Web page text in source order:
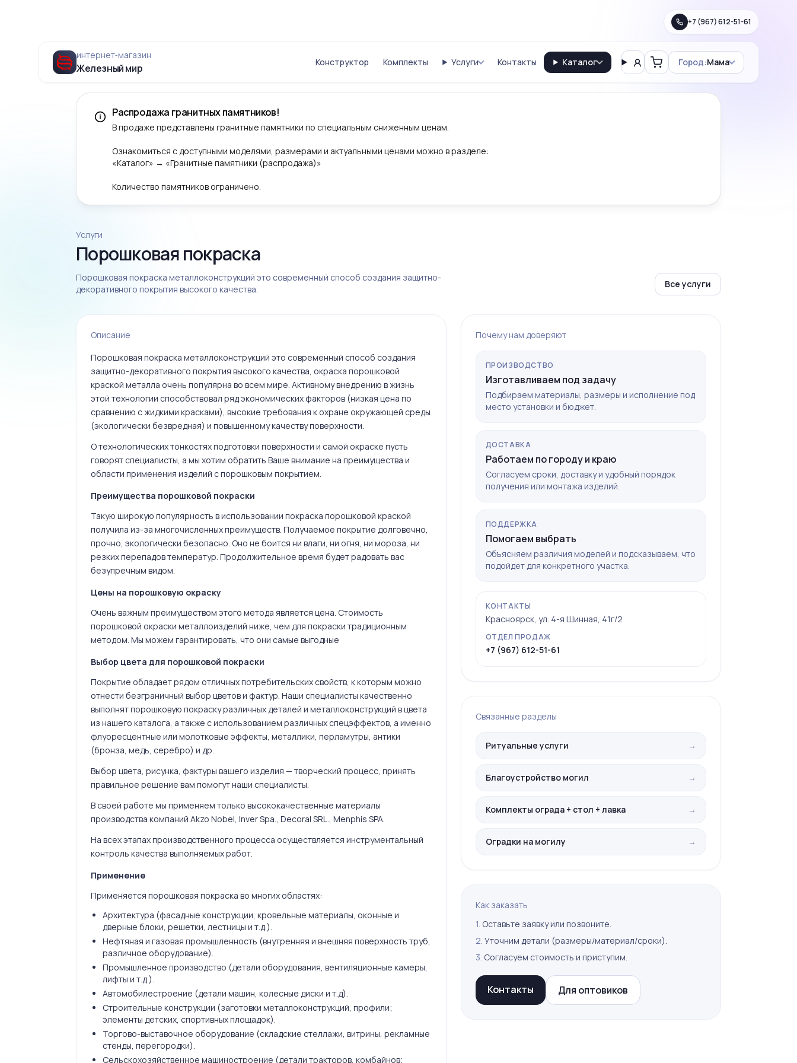
+7 (967) 612-51-61
интернет‑магазин
Железный мир Конструктор Комплекты Услуги Контакты Каталог ВходКорзинаГород:Мама
Распродажа гранитных памятников!
В продаже представлены гранитные памятники по специальным сниженным ценам.
Ознакомиться с доступными моделями, размерами и актуальными ценами можно в разделе:
«Каталог» → «Гранитные памятники (распродажа)»
Количество памятников ограничено.
Услуги
Порошковая покраска
Порошковая покраска металлоконструкций это современный способ создания защитно-
декоративного покрытия высокого качества.
Все услуги
Описание
Порошковая покраска металлоконструкций это современный способ создания
защитно-декоративного покрытия высокого качества, окраска порошковой
краской металла очень популярна во всем мире. Активному внедрению в жизнь
этой технологии способствовал ряд экономических факторов (низкая цена по
сравнению с жидкими красками), высокие требования к охране окружающей среды
(экологически безвредная) и повышенному качеству поверхности.
О технологических тонкостях подготовки поверхности и самой окраске пусть
говорят специалисты, а мы хотим обратить Ваше внимание на преимущества и
области применения изделий с порошковым покрытием.
Преимущества порошковой покраски
Такую широкую популярность в использовании покраска порошковой краской
получила из-за многочисленных преимуществ. Получаемое покрытие долговечно,
прочно, экологически безопасно. Оно не боится ни влаги, ни огня, ни мороза, ни
резких перепадов температур. Продолжительное время будет радовать вас
безупречным видом.
Цены на порошковую окраску
Очень важным преимуществом этого метода является цена. Стоимость
порошковой окраски металлоизделий ниже, чем для покраски традиционным
методом. Мы можем гарантировать, что они самые выгодные
Выбор цвета для порошковой покраски
Покрытие обладает рядом отличных потребительских свойств, к которым можно
отнести безграничный выбор цветов и фактур. Наши специалисты качественно
выполнят порошковую покраску различных деталей и металлоконструкций в цвета
из нашего каталога, а также с использованием различных спецэффектов, а именно
флуоресцентные или молотковые эффекты, металлики, перламутры, антики
(бронза, медь, серебро) и др.
Выбор цвета, рисунка, фактуры вашего изделия — творческий процесс, принять
правильное решение вам помогут наши специалисты.
В своей работе мы применяем только высококачественные материалы
производства компаний Akzo Nobel, Inver Spa., Decoral SRL., Menphis SPA.
На всех этапах производственного процесса осуществляется инструментальный
контроль качества выполняемых работ.
Применение
Применяется порошковая покраска во многих областях:
Архитектура (фасадные конструкции, кровельные материалы, оконные и
дверные блоки, решетки, лестницы и т.д.).
Нефтяная и газовая промышленность (внутренняя и внешняя поверхность труб,
различное оборудование).
Промышленное производство (детали оборудования, вентиляционные камеры,
лифты и т.д.).
Автомобилестроение (детали машин, колесные диски и т.д).
Строительные конструкции (заготовки металлоконструкций, профили;
элементы детских, спортивных площадок).
Торгово-выставочное оборудование (складские стеллажи, витрины, рекламные
стенды, перегородки).
Сельскохозяйственное машиностроение (детали тракторов, комбайнов;
Почему нам доверяют
ПРОИЗВОДСТВО
Изготавливаем под задачу
Подбираем материалы, размеры и исполнение под
место установки и бюджет.
ДОСТАВКА
Работаем по городу и краю
Согласуем сроки, доставку и удобный порядок
получения или монтажа изделий.
ПОДДЕРЖКА
Помогаем выбрать
Объясняем различия моделей и подсказываем, что
подойдет для конкретного участка.
КОНТАКТЫ
Красноярск, ул. 4-я Шинная, 41г/2
ОТДЕЛ ПРОДАЖ
+7 (967) 612-51-61
Связанные разделы
Ритуальные услуги →
Благоустройство могил →
Комплекты ограда + стол + лавка →
Оградки на могилу →
Как заказать
1. Оставьте заявку или позвоните.
2. Уточним детали (размеры/материал/сроки).
3. Согласуем стоимость и приступим.
Контакты Для оптовиков